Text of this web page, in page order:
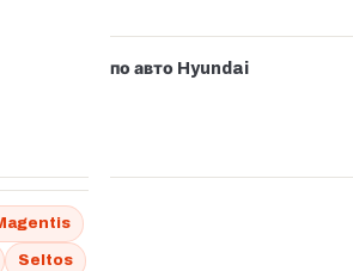
по авто Hyundai
Seltos